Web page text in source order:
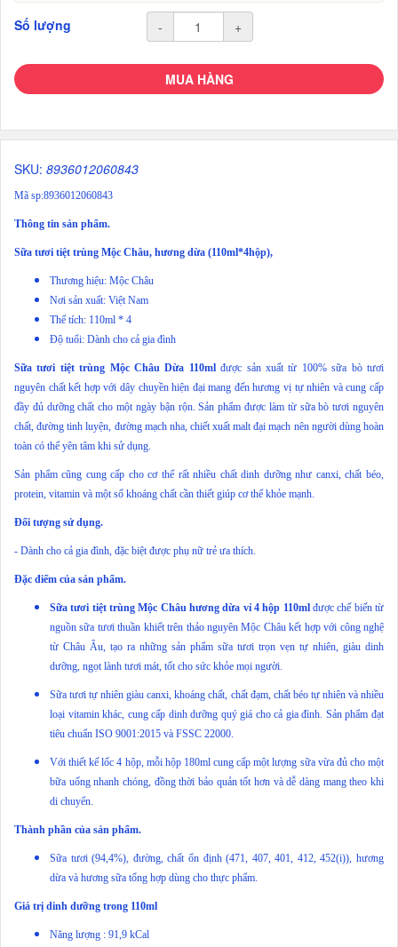
Số lượng - +
MUA HÀNG
SKU: 8936012060843
Mã sp:8936012060843
Thông tin sản phẩm.
Sữa tươi tiệt trùng Mộc Châu, hương dừa (110ml*4hộp),
Thương hiệu: Mộc Châu
Nơi sản xuất: Việt Nam
Thể tích: 110ml * 4
Độ tuổi: Dành cho cả gia đình
Sữa tươi tiệt trùng Mộc Châu Dừa 110mlđược sản xuất từ 100% sữa bò tươi
nguyên chất kết hợp với dây chuyền hiện đại mang đến hương vị tự nhiên và cung cấp
đầy đủ dưỡng chất cho một ngày bận rộn. Sản phẩm được làm từ sữa bò tươi nguyên
chất, đường tinh luyện, đường mạch nha, chiết xuất malt đại mạch nên người dùng hoàn
toàn có thể yên tâm khi sử dụng.
Sản phẩm cũng cung cấp cho cơ thể rất nhiều chất dinh dưỡng như canxi, chất béo,
protein, vitamin và một số khoáng chất cần thiết giúp cơ thể khỏe mạnh.
Đối tượng sử dụng.
- Dành cho cả gia đình, đặc biệt được phụ nữ trẻ ưa thích.
Đặc điểm của sản phẩm.
Sữa tươi tiệt trùng Mộc Châu hương dừa vỉ 4 hộp 110mlđược chế biến từ
nguồn sữa tươi thuần khiết trên thảo nguyên Mộc Châu kết hợp với công nghệ
từ Châu Âu, tạo ra những sản phẩm sữa tươi trọn vẹn tự nhiên, giàu dinh
dưỡng, ngọt lành tươi mát, tốt cho sức khỏe mọi người.
Sữa tươi tự nhiên giàu canxi, khoáng chất, chất đạm, chất béo tự nhiên và nhiều
loại vitamin khác, cung cấp dinh dưỡng quý giá cho cả gia đình. Sản phẩm đạt
tiêu chuẩn ISO 9001:2015 và FSSC 22000.
Với thiết kế lốc 4 hộp, mỗi hộp 180ml cung cấp một lượng sữa vừa đủ cho một
bữa uống nhanh chóng, đồng thời bảo quản tốt hơn và dễ dàng mang theo khi
di chuyển.
Thành phần của sản phẩm.
Sữa tươi (94,4%), đường, chất ổn định (471, 407, 401, 412, 452(i)), hương
dừa và hương sữa tổng hợp dùng cho thực phẩm.
Giá trị dinh dưỡng trong 110ml
Năng lượng : 91,9 kCal